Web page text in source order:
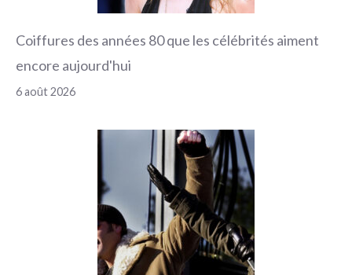
Coiffures des années 80 que les célébrités aiment
encore aujourd'hui
6 août 2026